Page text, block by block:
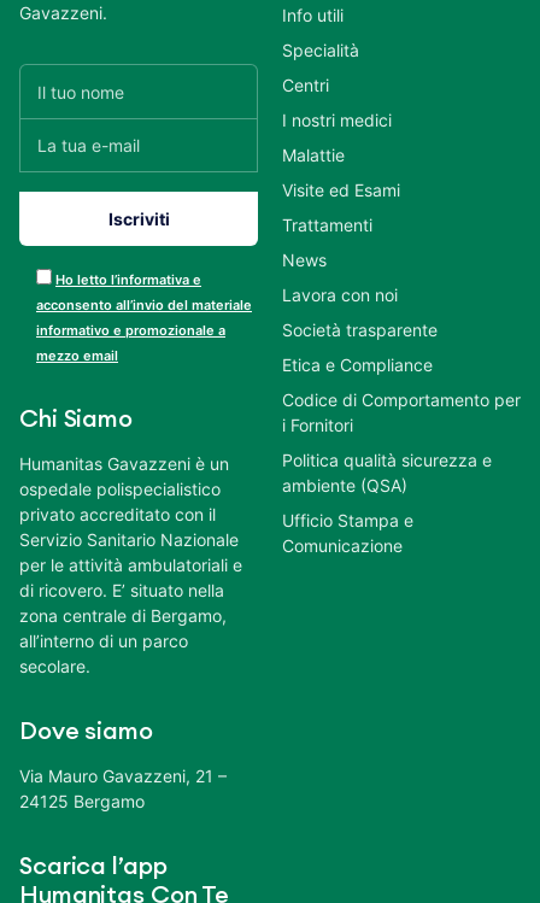
Gavazzeni.
Ho letto l’informativa e
acconsento all’invio del materiale
informativo e promozionale a
mezzo email
Chi Siamo
Humanitas Gavazzeni è un
ospedale polispecialistico
privato accreditato con il
Servizio Sanitario Nazionale
per le attività ambulatoriali e
di ricovero. E’ situato nella
zona centrale di Bergamo,
all’interno di un parco
secolare.
Dove siamo
Via Mauro Gavazzeni, 21 –
24125 Bergamo
Scarica l’app
Humanitas Con Te
Info utili
Specialità
Centri
I nostri medici
Malattie
Visite ed Esami
Trattamenti
News
Lavora con noi
Società trasparente
Etica e Compliance
Codice di Comportamento per
i Fornitori
Politica qualità sicurezza e
ambiente (QSA)
Ufficio Stampa e
Comunicazione